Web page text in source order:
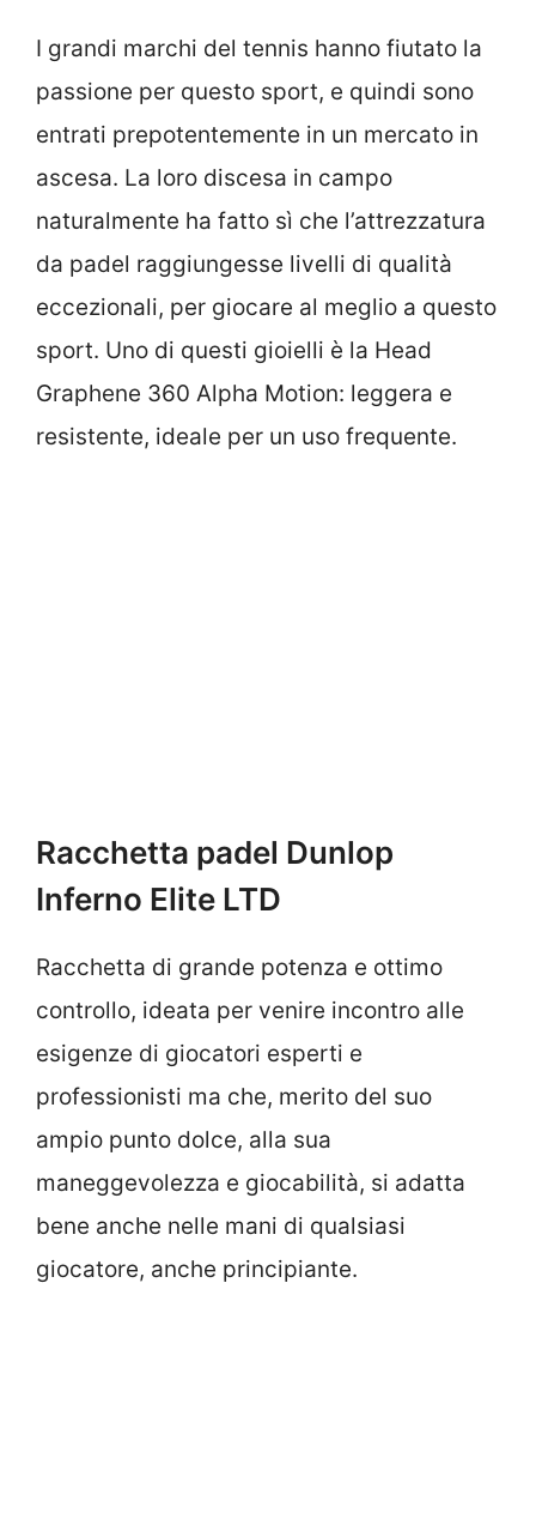
I grandi marchi del tennis hanno fiutato la
passione per questo sport, e quindi sono
entrati prepotentemente in un mercato in
ascesa. La loro discesa in campo
naturalmente ha fatto sì che l’attrezzatura
da padel raggiungesse livelli di qualità
eccezionali, per giocare al meglio a questo
sport. Uno di questi gioielli è la Head
Graphene 360 Alpha Motion: leggera e
resistente, ideale per un uso frequente.
Racchetta padel Dunlop
Inferno Elite LTD
Racchetta di grande potenza e ottimo
controllo, ideata per venire incontro alle
esigenze di giocatori esperti e
professionisti ma che, merito del suo
ampio punto dolce, alla sua
maneggevolezza e giocabilità, si adatta
bene anche nelle mani di qualsiasi
giocatore, anche principiante.